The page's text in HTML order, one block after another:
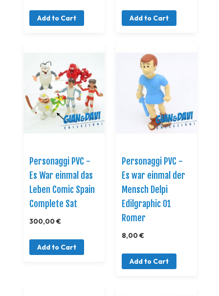
Add to Cart Add to Cart
Personaggi PVC -
Es War einmal das
Leben Comic Spain
Complete Sat
300,00 €
Add to Cart
Personaggi PVC -
Es war einmal der
Mensch Delpi
Edilgraphic 01
Romer
8,00 €
Add to Cart